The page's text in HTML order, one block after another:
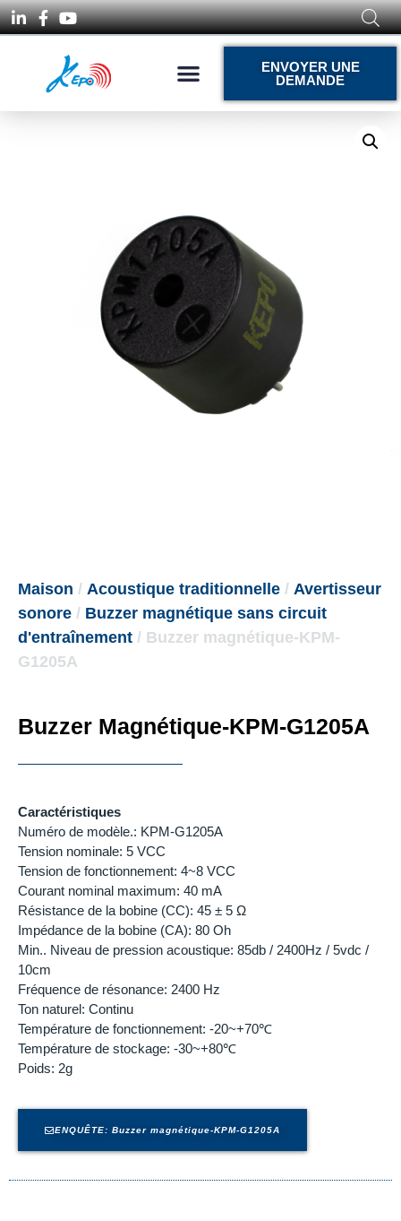
ENVOYER UNE
DEMANDE
Maison / Acoustique traditionnelle / Avertisseur
sonore / Buzzer magnétique sans circuit
d'entraînement / Buzzer magnétique-KPM-
G1205A
Buzzer Magnétique-KPM-G1205A
Caractéristiques
Numéro de modèle.: KPM-G1205A
Tension nominale: 5 VCC
Tension de fonctionnement: 4~8 VCC
Courant nominal maximum: 40 mA
Résistance de la bobine (CC): 45 ± 5 Ω
Impédance de la bobine (CA): 80 Oh
Min.. Niveau de pression acoustique: 85db / 2400Hz / 5vdc /
10cm
Fréquence de résonance: 2400 Hz
Ton naturel: Continu
Température de fonctionnement: -20~+70℃
Température de stockage: -30~+80℃
Poids: 2g
ENQUÊTE: Buzzer magnétique-KPM-G1205A